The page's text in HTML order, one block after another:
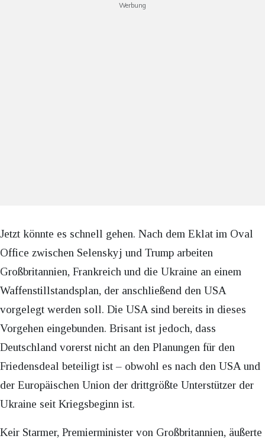
Werbung
Jetzt könnte es schnell gehen. Nach dem Eklat im Oval
Office zwischen Selenskyj und Trump arbeiten
Großbritannien, Frankreich und die Ukraine an einem
Waffenstillstandsplan, der anschließend den USA
vorgelegt werden soll. Die USA sind bereits in dieses
Vorgehen eingebunden. Brisant ist jedoch, dass
Deutschland vorerst nicht an den Planungen für den
Friedensdeal beteiligt ist – obwohl es nach den USA und
der Europäischen Union der drittgrößte Unterstützer der
Ukraine seit Kriegsbeginn ist.
Keir Starmer, Premierminister von Großbritannien, äußerte